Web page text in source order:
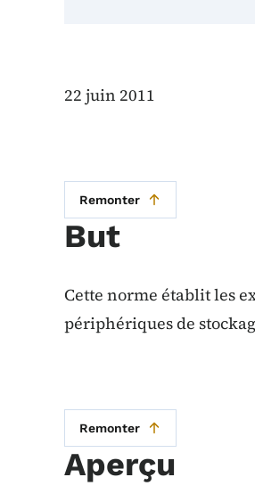
22 juin 2011
Remonter
But
Cette norme établit les
périphériques de
Remonter
Aperçu